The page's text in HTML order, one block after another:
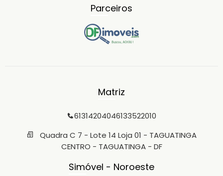
Parceiros
Matriz
61314204046133522010
Quadra C 7 - Lote 14 Loja 01 - TAGUATINGA
CENTRO - TAGUATINGA - DF
Simóvel - Noroeste